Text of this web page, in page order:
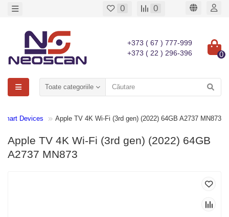
0 0
+373 ( 67 ) 777-999
+373 ( 22 ) 296-396
0
Toate categoriile
Smart Devices Apple TV 4K Wi-Fi (3rd gen) (2022) 64GB A2737 MN873
Apple TV 4K Wi-Fi (3rd gen) (2022) 64GB
A2737 MN873